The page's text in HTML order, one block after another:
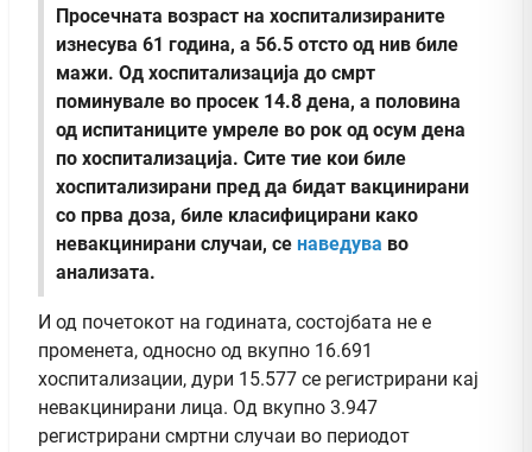
Просечната возраст на хоспитализираните
изнесува 61 година, а 56.5 отсто од нив биле
мажи. Од хоспитализација до смрт
поминувале во просек 14.8 дена, а половина
од испитаниците умреле во рок од осум дена
по хоспитализација. Сите тие кои биле
хоспитализирани пред да бидат вакцинирани
со прва доза, биле класифицирани како
невакцинирани случаи, се наведува во
анализата.
И од почетокот на годината, состојбата не е
променета, односно од вкупно 16.691
хоспитализации, дури 15.577 се регистрирани кај
невакцинирани лица. Од вкупно 3.947
регистрирани смртни случаи во периодот